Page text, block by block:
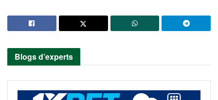
Blogs d’experts